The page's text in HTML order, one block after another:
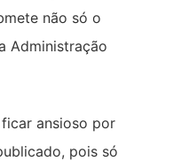
não só o
Administração
ansioso por
pois só